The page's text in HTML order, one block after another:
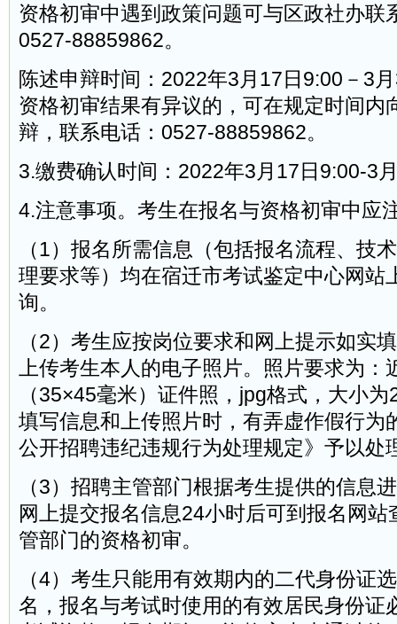
资格初审中遇到政策问题可与区政社办联
0527-88859862。
陈述申辩时间：2022年3月17日9:00－3
资格初审结果有异议的，可在规定时间内
辩，联系电话：0527-88859862。
3.缴费确认时间：2022年3月17日9:00-3
4.注意事项。考生在报名与资格初审中应
（1）报名所需信息（包括报名流程、技
理要求等）均在宿迁市考试鉴定中心网站
询。
（2）考生应按岗位要求和网上提示如实
上传考生本人的电子照片。照片要求为：
（35×45毫米）证件照，jpg格式，大小
填写信息和上传照片时，有弄虚作假行为
公开招聘违纪违规行为处理规定》予以处
（3）招聘主管部门根据考生提供的信息
网上提交报名信息24小时后可到报名网
管部门的资格初审。
（4）考生只能用有效期内的二代身份证
名，报名与考试时使用的有效居民身份证